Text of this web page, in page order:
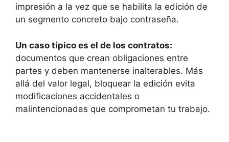
impresión a la vez que se habilita la edición de
un segmento concreto bajo contraseña.
Un caso típico es el de los contratos:
documentos que crean obligaciones entre
partes y deben mantenerse inalterables. Más
allá del valor legal, bloquear la edición evita
modificaciones accidentales o
malintencionadas que comprometan tu trabajo.